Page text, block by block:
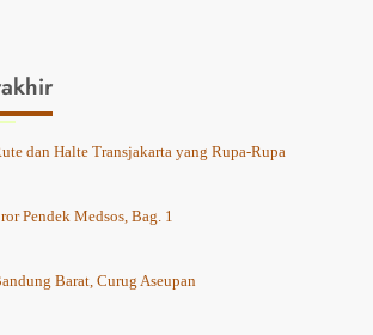
dan Halte Transjakarta yang Rupa-Rupa
Pendek Medsos, Bag. 1
Barat, Curug Aseupan